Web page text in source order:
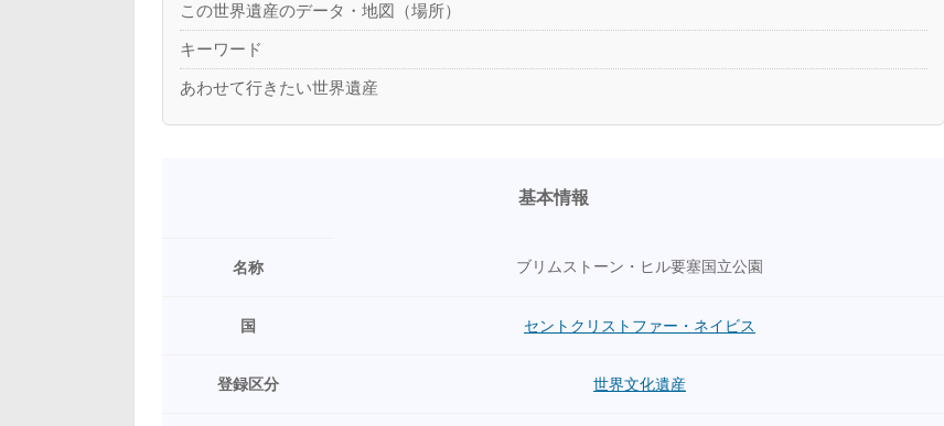
この世界遺産のデータ・地図（場所）
キーワード
あわせて行きたい世界遺産
基本情報
名称 ブリムストーン・ヒル要塞国立公園
国 セントクリストファー・ネイビス
登録区分 世界文化遺産